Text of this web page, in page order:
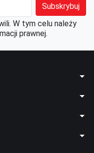
W tym celu należy
prawnej.
arrow_drop_down
arrow_drop_down
arrow_drop_down
arrow_drop_down